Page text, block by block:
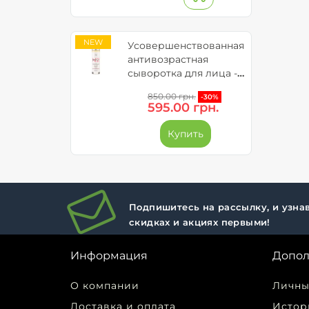
NEW
Усовершенствованная
антивозрастная
сыворотка для лица -
850.00 грн. -30%
595.00 грн.
Купить
Подпишитесь на рассылку, и
скидках и акциях первыми!
Информация
О компании